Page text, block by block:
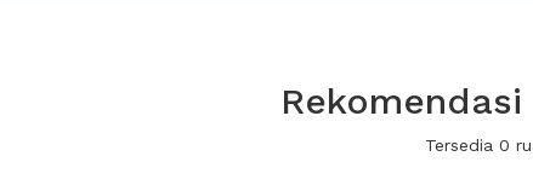
Tersedia 0